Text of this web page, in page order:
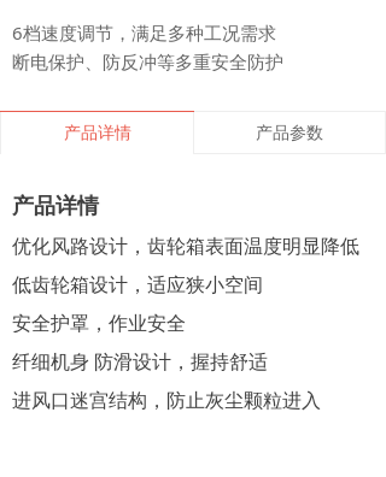
6档速度调节，满足多种工况需求
断电保护、防反冲等多重安全防护
产品详情 产品参数
产品详情
优化风路设计，齿轮箱表面温度明显降低
低齿轮箱设计，适应狭小空间
安全护罩，作业安全
纤细机身 防滑设计，握持舒适
进风口迷宫结构，防止灰尘颗粒进入